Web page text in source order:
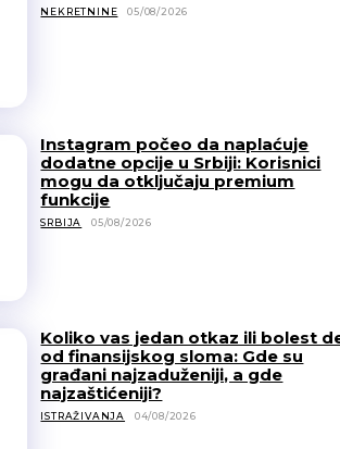
NEKRETNINE 05/08/2026
Instagram počeo da naplaćuje
dodatne opcije u Srbiji: Korisnici
mogu da otključaju premium
funkcije
SRBIJA 05/08/2026
Koliko vas jedan otkaz ili bolest
od finansijskog sloma: Gde su
građani najzaduženiji, a gde
najzaštićeniji?
ISTRAŽIVANJA 04/08/2026